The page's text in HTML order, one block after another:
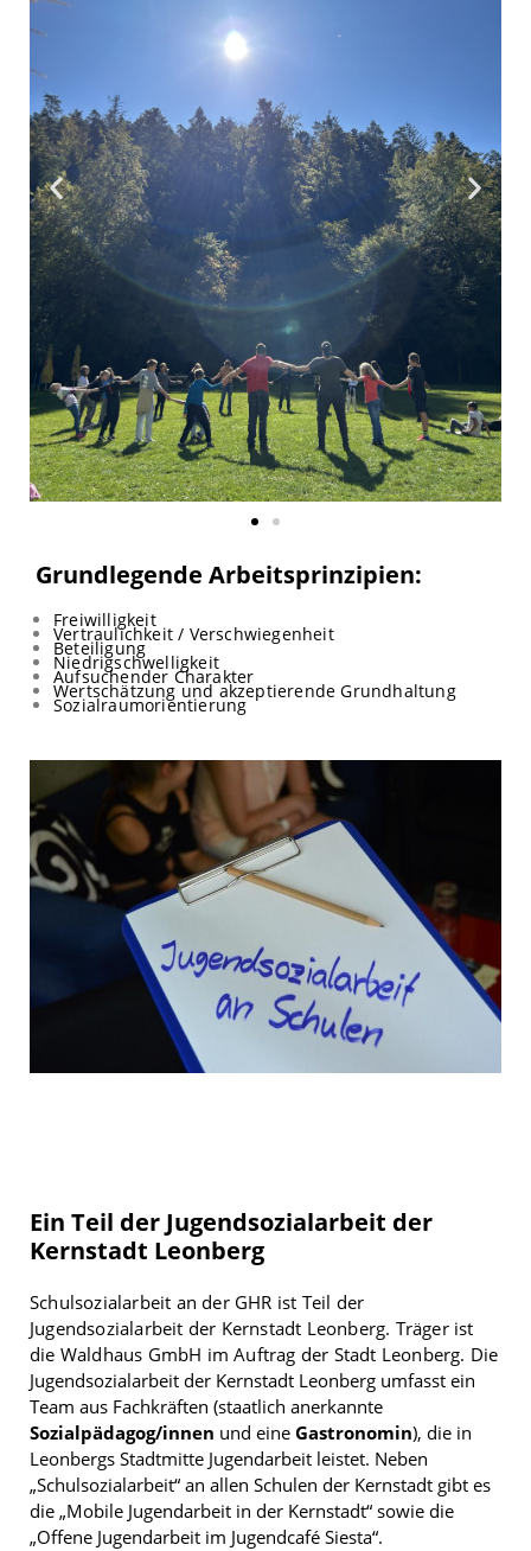
Grundlegende Arbeitsprinzipien:
Freiwilligkeit
Vertraulichkeit / Verschwiegenheit
Beteiligung
Niedrigschwelligkeit
Aufsuchender Charakter
Wertschätzung und akzeptierende Grundhaltung
Sozialraumorientierung
Ein Teil der Jugendsozialarbeit der
Kernstadt Leonberg
Schulsozialarbeit an der GHR ist Teil der
Jugendsozialarbeit der Kernstadt Leonberg. Träger ist
die Waldhaus GmbH im Auftrag der Stadt Leonberg. Die
Jugendsozialarbeit der Kernstadt Leonberg umfasst ein
Team aus Fachkräften (staatlich anerkannte
Sozialpädagog/innen und eine Gastronomin), die in
Leonbergs Stadtmitte Jugendarbeit leistet. Neben
„Schulsozialarbeit“ an allen Schulen der Kernstadt gibt es
die „Mobile Jugendarbeit in der Kernstadt“ sowie die
„Offene Jugendarbeit im Jugendcafé Siesta“.